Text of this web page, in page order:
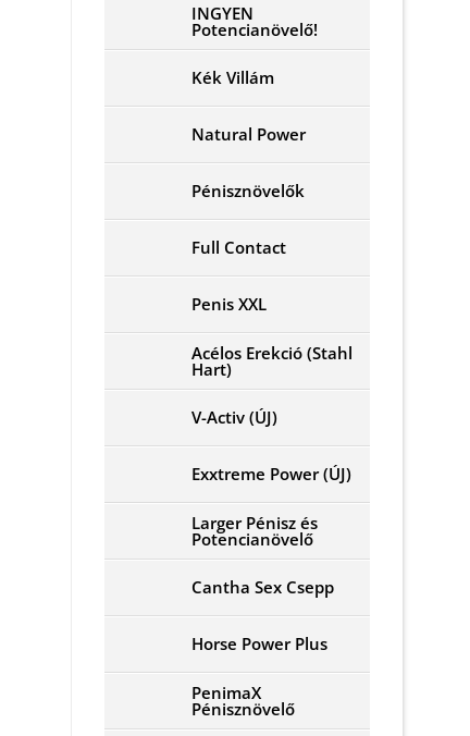
INGYEN
Potencianövelő!
Kék Villám
Natural Power
Pénisznövelők
Full Contact
Penis XXL
Acélos Erekció (Stahl
Hart)
V-Activ (ÚJ)
Exxtreme Power (ÚJ)
Larger Pénisz és
Potencianövelő
Cantha Sex Csepp
Horse Power Plus
PenimaX
Pénisznövelő